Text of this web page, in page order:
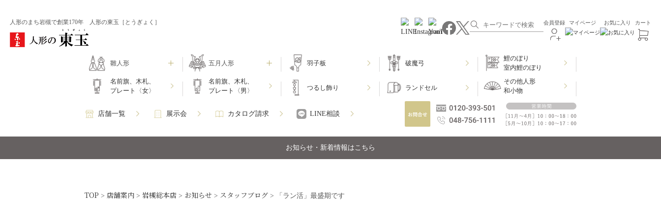
人形のまち岩槻で創業170年 人形の東玉［とうぎょく］ 会員登録 マイページ お気に入り カート
雛人形 五月人形 羽子板 破魔弓
鯉のぼり
室内鯉のぼり
名前旗、木札、
プレート〈女〉
名前旗、木札、
プレート〈男〉
つるし飾り ランドセル
その他人形
和小物
店舗一覧 展示会 カタログ請求 LINE相談
お知らせ・新着情報はこちら
TOP > 店舗案内 > 岩槻総本店 > お知らせ > スタッフブログ > 「ラン活」最盛期です